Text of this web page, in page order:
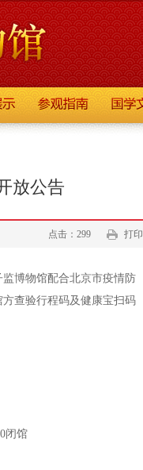
放公告
打印
点击：299
博物馆配合北京市疫情防
查验行程码及健康宝扫码
闭馆